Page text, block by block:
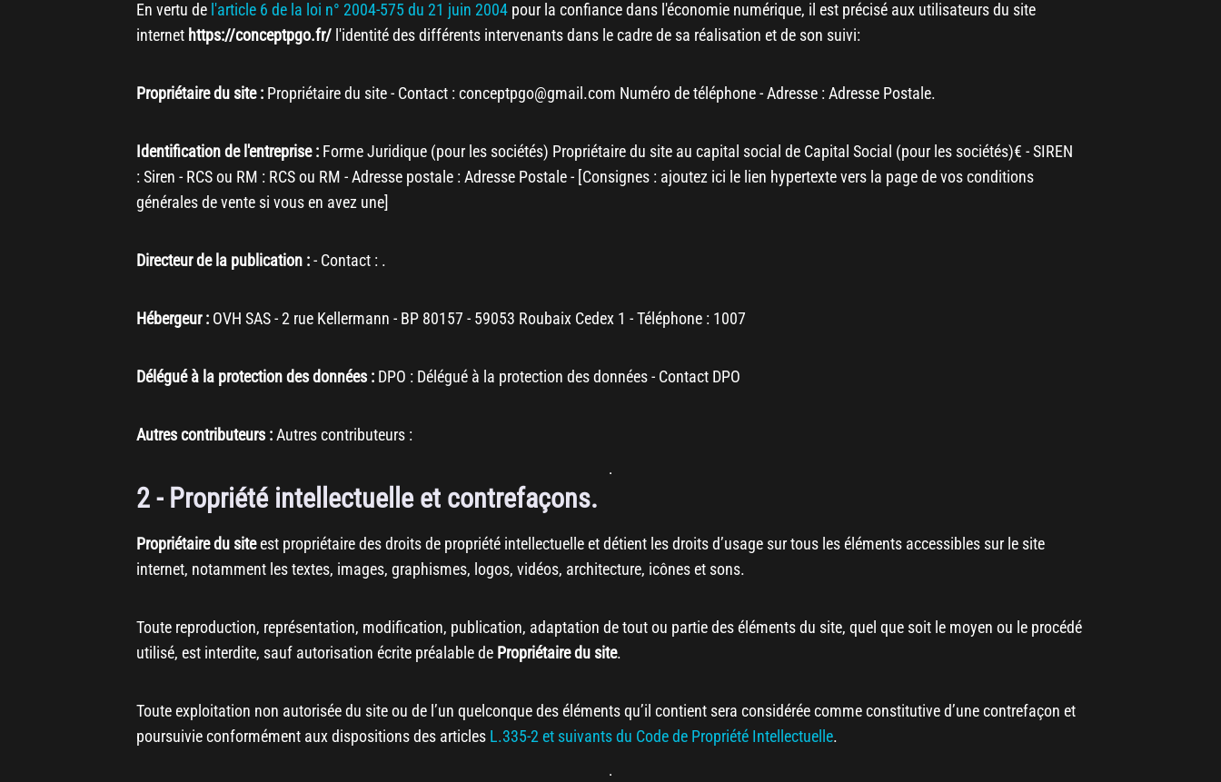
En vertu de l'article 6 de la loi n° 2004-575 du 21 juin 2004 pour la confiance dans l'économie numérique, il est précisé aux utilisateurs du site
internet https://conceptpgo.fr/ l'identité des différents intervenants dans le cadre de sa réalisation et de son suivi:
Propriétaire du site : Propriétaire du site- Contact :conceptpgo@gmail.com Numéro de téléphone- Adresse :Adresse Postale.
Identification de l'entreprise : Forme Juridique (pour les sociétés) Propriétaire du site au capital social de Capital Social (pour les sociétés)€ - SIREN
:Siren - RCS ou RM : RCS ou RM - Adresse postale :Adresse Postale- [Consignes : ajoutez ici le lien hypertexte vers la page de vos conditions
générales de vente si vous en avez une]
Directeur de la publication :- Contact : .
Hébergeur : OVH SAS - 2 rue Kellermann - BP 80157 - 59053 Roubaix Cedex 1 - Téléphone : 1007
Délégué à la protection des données : DPO : Délégué à la protection des données- Contact DPO
Autres contributeurs : Autres contributeurs :
2 - Propriété intellectuelle et contrefaçons.
Propriétaire du siteest propriétaire des droits de propriété intellectuelle et détient les droits d’usage sur tous les éléments accessibles sur le site
internet, notamment les textes, images, graphismes, logos, vidéos, architecture, icônes et sons.
Toute reproduction, représentation, modification, publication, adaptation de tout ou partie des éléments du site, quel que soit le moyen ou le procédé
utilisé, est interdite, sauf autorisation écrite préalable de Propriétaire du site.
Toute exploitation non autorisée du site ou de l’un quelconque des éléments qu’il contient sera considérée comme constitutive d’une contrefaçon et
poursuivie conformément aux dispositions des articles L.335-2 et suivants du Code de Propriété Intellectuelle.